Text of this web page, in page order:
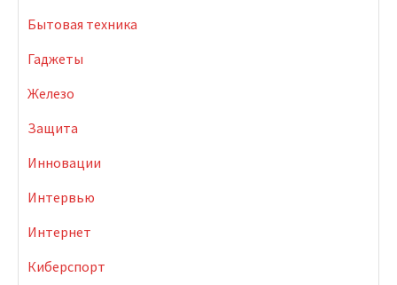
Бытовая техника
Гаджеты
Железо
Защита
Инновации
Интервью
Интернет
Киберспорт